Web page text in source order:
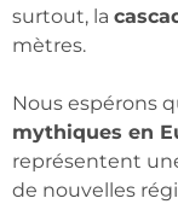
surtout, la
mètres.
Nous espérons
mythiques en
représentent
de nouvelles